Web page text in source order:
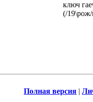
ключ
(/
Полная версия |